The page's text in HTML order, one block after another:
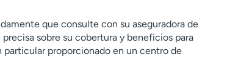
que consulte con su aseguradora de
sobre su cobertura y beneficios para
proporcionado en un centro de